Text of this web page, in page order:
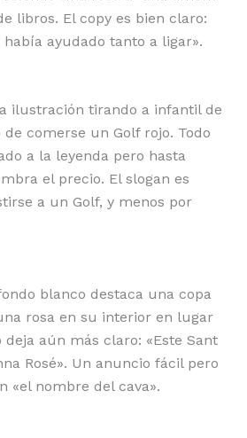
libros. El copy es bien claro:
ayudado tanto a ligar».
ilustración tirando a infantil de
comerse un Golf rojo. Todo
a la leyenda pero hasta
el precio. El slogan es
a un Golf, y menos por
blanco destaca una copa
rosa en su interior en lugar
deja aún más claro: «Este Sant
Rosé». Un anuncio fácil pero
«el nombre del cava».